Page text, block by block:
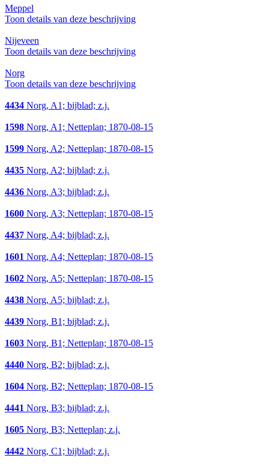
Meppel
Toon details van deze beschrijving
Nijeveen
Toon details van deze beschrijving
Norg
Toon details van deze beschrijving
4434 Norg, A1; bijblad; z.j.
1598 Norg, A1; Netteplan; 1870-08-15
1599 Norg, A2; Netteplan; 1870-08-15
4435 Norg, A2; bijblad; z.j.
4436 Norg, A3; bijblad; z.j.
1600 Norg, A3; Netteplan; 1870-08-15
4437 Norg, A4; bijblad; z.j.
1601 Norg, A4; Netteplan; 1870-08-15
1602 Norg, A5; Netteplan; 1870-08-15
4438 Norg, A5; bijblad; z.j.
4439 Norg, B1; bijblad; z.j.
1603 Norg, B1; Netteplan; 1870-08-15
4440 Norg, B2; bijblad; z.j.
1604 Norg, B2; Netteplan; 1870-08-15
4441 Norg, B3; bijblad; z.j.
1605 Norg, B3; Netteplan; z.j.
4442 Norg, C1; bijblad; z.j.